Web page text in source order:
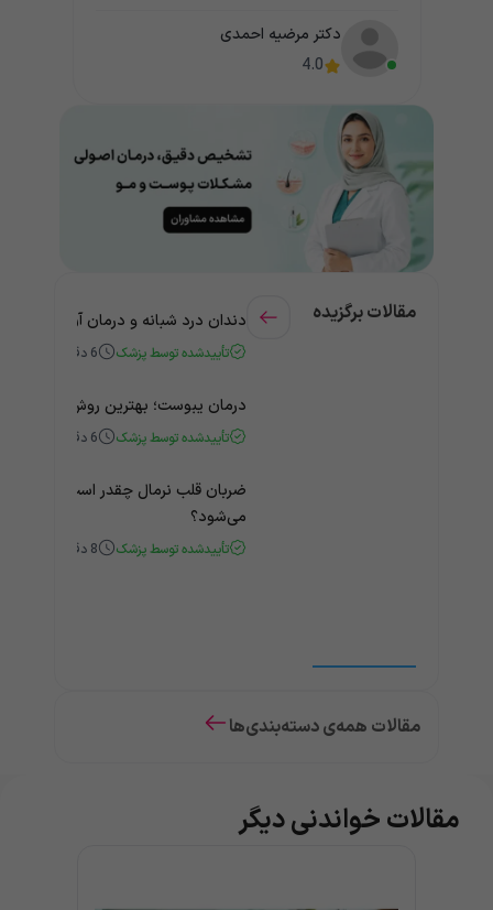
دکتر مرضیه احمدی
4.0
مقالات برگزیده دندان درد شبانه و درمان آن +
تأییدشده توسط پزشک 6 دقیقه
درمان یبوست؛ بهترین روش‌های
تأییدشده توسط پزشک 6 دقیقه
ضربان قلب نرمال چقدر است؟ چه
می‌شود؟
تأییدشده توسط پزشک 8 دقیقه
مقالات همه‌ی دسته‌بندی‌ها
مقالات خواندنی دیگر